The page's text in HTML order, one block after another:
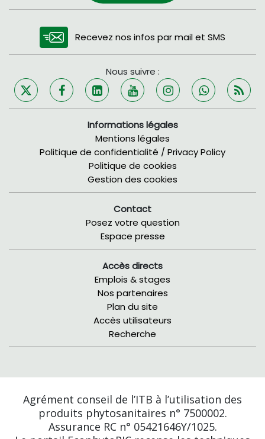
Recevez nos infos par mail et SMS
Nous suivre :
Informations légales
Mentions légales
Politique de confidentialité / Privacy Policy
Politique de cookies
Gestion des cookies
Contact
Posez votre question
Espace presse
Accès directs
Emplois & stages
Nos partenaires
Plan du site
Accès utilisateurs
Recherche
Agrément conseil de l’ITB à l’utilisation des
produits phytosanitaires n° 7500002.
Assurance RC n° 05421646Y/1025.